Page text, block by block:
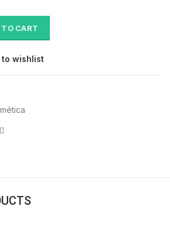
TO CART
to wishlist